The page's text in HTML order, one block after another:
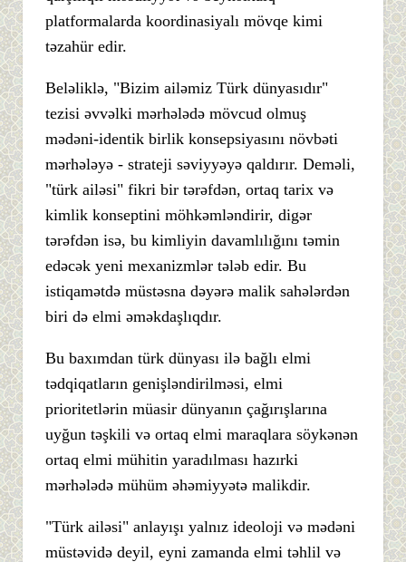
platformalarda koordinasiyalı mövqe kimi
təzahür edir.
Beləliklə, "Bizim ailəmiz Türk dünyasıdır"
tezisi əvvəlki mərhələdə mövcud olmuş
mədəni-identik birlik konsepsiyasını növbəti
mərhələyə - strateji səviyyəyə qaldırır. Deməli,
"türk ailəsi" fikri bir tərəfdən, ortaq tarix və
kimlik konseptini möhkəmləndirir, digər
tərəfdən isə, bu kimliyin davamlılığını təmin
edəcək yeni mexanizmlər tələb edir. Bu
istiqamətdə müstəsna dəyərə malik sahələrdən
biri də elmi əməkdaşlıqdır.
Bu baxımdan türk dünyası ilə bağlı elmi
tədqiqatların genişləndirilməsi, elmi
prioritetlərin müasir dünyanın çağırışlarına
uyğun təşkili və ortaq elmi maraqlara söykənən
ortaq elmi mühitin yaradılması hazırki
mərhələdə mühüm əhəmiyyətə malikdir.
"Türk ailəsi" anlayışı yalnız ideoloji və mədəni
müstəvidə deyil, eyni zamanda elmi təhlil və